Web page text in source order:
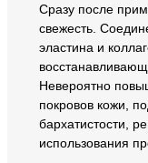
Сразу после
свежесть.
эластина и
Невероятно
покровов кожи,
бархатистости,
использования